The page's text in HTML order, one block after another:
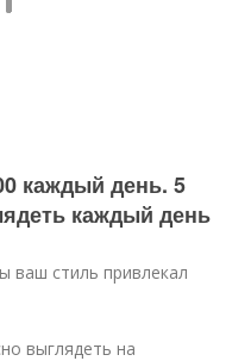
каждый день. 5
каждый день
ваш стиль привлекал
выглядеть на